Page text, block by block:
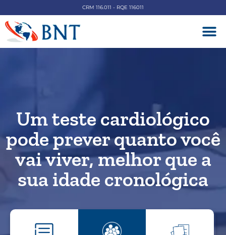
CRM 116.011 - RQE 116011
Um teste cardiológico
pode prever quanto você
vai viver, melhor que a
sua idade cronológica